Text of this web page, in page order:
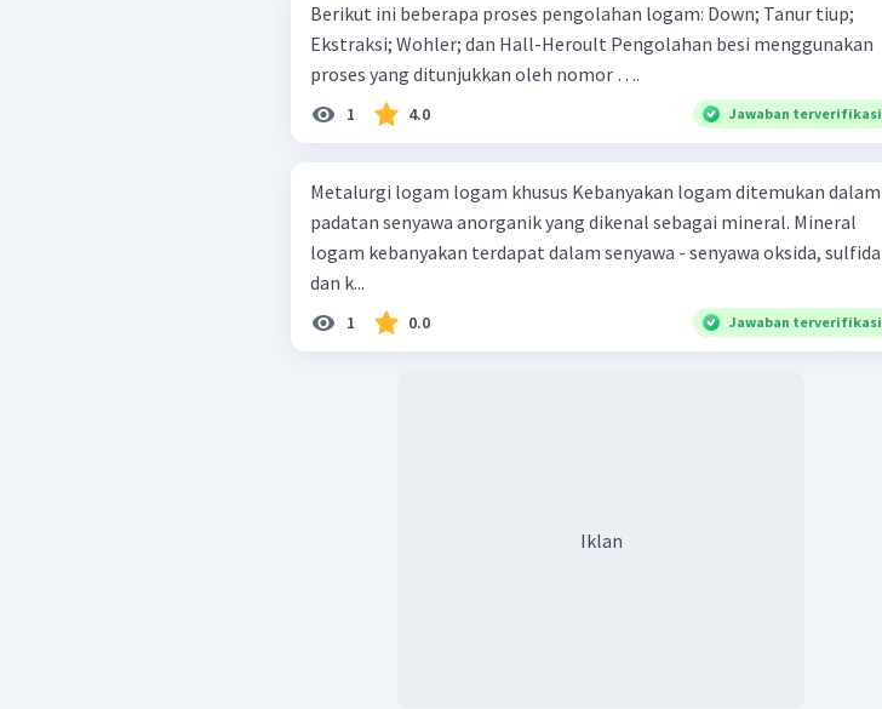
Berikut ini beberapa proses pengolahan logam: Down; Tanur tiup;
Ekstraksi; Wohler; dan Hall-Heroult Pengolahan besi menggunakan
proses yang ditunjukkan oleh nomor ….
1 4.0 Jawaban terverifikasi
Metalurgi logam logam khusus Kebanyakan logam ditemukan dalam
padatan senyawa anorganik yang dikenal sebagai mineral. Mineral
logam kebanyakan terdapat dalam senyawa - senyawa oksida, sulfida
dan k...
1 0.0 Jawaban terverifikasi
Iklan